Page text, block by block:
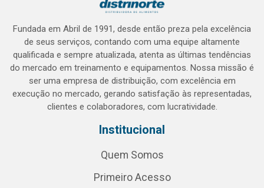
Fundada em Abril de 1991, desde então preza pela excelência
de seus serviços, contando com uma equipe altamente
qualificada e sempre atualizada, atenta as últimas tendências
do mercado em treinamento e equipamentos. Nossa missão é
ser uma empresa de distribuição, com excelência em
execução no mercado, gerando satisfação às representadas,
clientes e colaboradores, com lucratividade.
Institucional
Quem Somos
Primeiro Acesso